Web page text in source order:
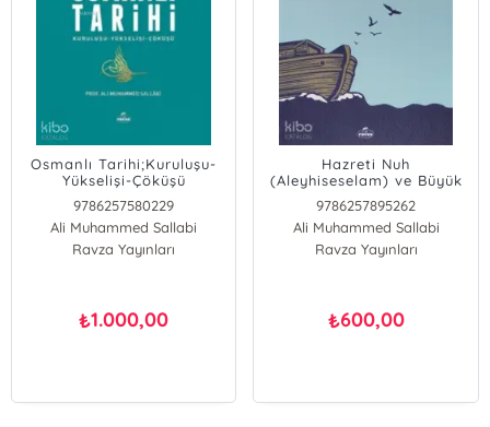
Osmanlı Tarihi;Kuruluşu-
Yükselişi-Çöküşü
9786257580229
Ali Muhammed Sallabi
Ravza Yayınları
₺1.000,00
Hazreti Nuh
(Aleyhiseselam) ve Büyük
Tufan İnsanlık
Medeniyetinin İkinci
Doğuşu
9786257895262
Ali Muhammed Sallabi
Ravza Yayınları
₺600,00